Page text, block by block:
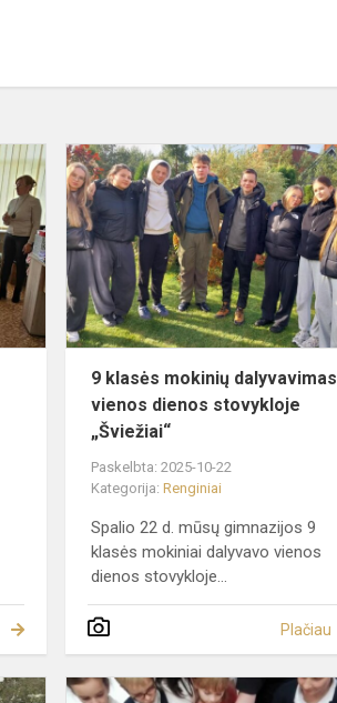
Kreatywne
zajęcia
logopedyczne
9 klasės mokinių dalyvavimas
vienos dienos stovykloje
„Šviežiai“
Paskelbta: 2025-10-22
Kategorija:Renginiai
Spalio 22 d. mūsų gimnazijos 9
klasės mokiniai dalyvavo vienos
dienos stovykloje...
Plačiau
Konkurs